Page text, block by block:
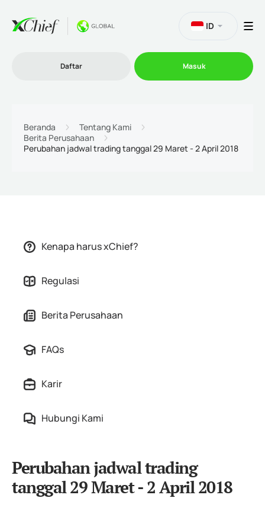
Platform
ID
Daftar Masuk
Beranda
Tentang Kami
Berita Perusahaan
Perubahan jadwal trading tanggal 29 Maret - 2 April 2018
Kenapa harus xChief?
Regulasi
Berita Perusahaan
FAQs
Karir
Hubungi Kami
Perubahan jadwal trading
tanggal 29 Maret - 2 April 2018